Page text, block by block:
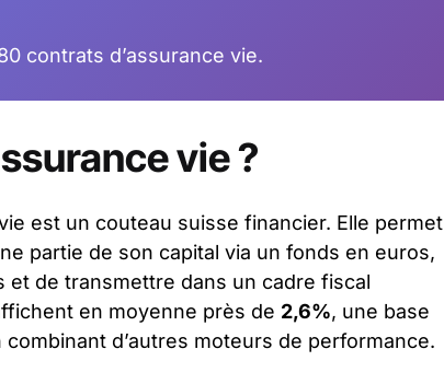
contrats d’assurance vie.
vie ?
est un couteau suisse financier. Elle permet
partie de son capital via un fonds en euros,
et de transmettre dans un cadre fiscal
en moyenne près de 2,6%, une base
d’autres moteurs de performance.